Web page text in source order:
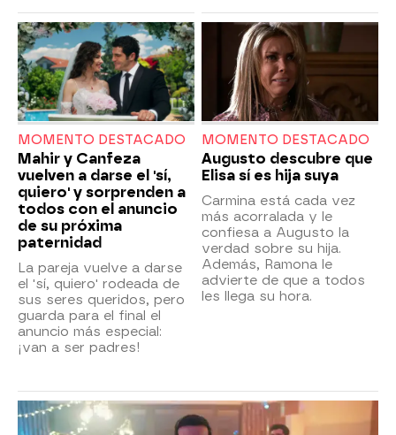
MOMENTO DESTACADO
Mahir y Canfeza
vuelven a darse el 'sí,
quiero' y sorprenden a
todos con el anuncio
de su próxima
paternidad
La pareja vuelve a darse
el 'sí, quiero' rodeada de
sus seres queridos, pero
guarda para el final el
anuncio más especial:
¡van a ser padres!
MOMENTO DESTACADO
Augusto descubre que
Elisa sí es hija suya
Carmina está cada vez
más acorralada y le
confiesa a Augusto la
verdad sobre su hija.
Además, Ramona le
advierte de que a todos
les llega su hora.